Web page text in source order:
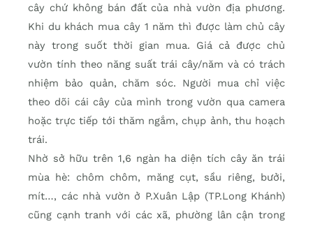
cây chứ không bán đất của nhà vườn địa phương.
Khi du khách mua cây 1 năm thì được làm chủ cây
này trong suốt thời gian mua. Giá cả được chủ
vườn tính theo năng suất trái cây/năm và có trách
nhiệm bảo quản, chăm sóc. Người mua chỉ việc
theo dõi cái cây của mình trong vườn qua camera
hoặc trực tiếp tới thăm ngắm, chụp ảnh, thu hoạch
trái.
Nhờ sở hữu trên 1,6 ngàn ha diện tích cây ăn trái
mùa hè: chôm chôm, măng cụt, sầu riêng, bưởi,
mít…, các nhà vườn ở P.Xuân Lập (TP.Long Khánh)
cũng cạnh tranh với các xã, phường lân cận trong